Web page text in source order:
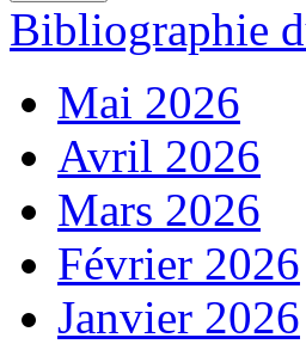
Bibliographie
Mai 2026
Avril 2026
Mars 2026
Février 2026
Janvier 2026